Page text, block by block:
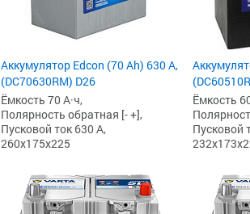
Аккумулятор Edcon (70 Ah) 630 А,
(DC70630RM) D26
Ёмкость 70 А·ч,
Полярность обратная [- +],
Пусковой ток 630 А,
260x175x225
Ёмкость
Пусковой